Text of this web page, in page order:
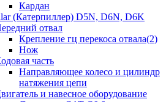
Кардан
(Катерпиллер) D5N, D6N, D6K
отвал
Крепление гц перекоса отвала(2)
Нож
часть
Направляющее колесо и цилиндр
натяжения цепи
и навесное оборудование